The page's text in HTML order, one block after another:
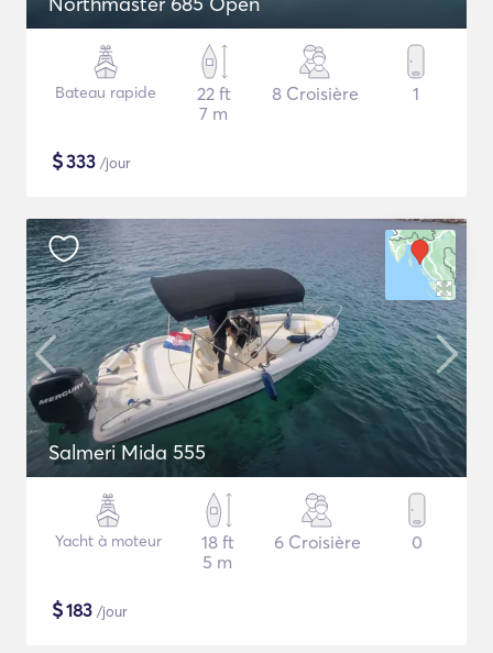
Bateau rapide
22 ft
7 m
8 Croisière 1
$333 /jour
Salmeri Mida 555
Yacht à moteur
18 ft
5 m
6 Croisière 0
$183 /jour